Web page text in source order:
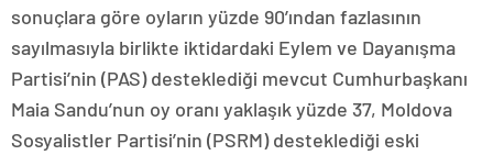
sonuçlara göre oyların yüzde 90’ından fazlasının
sayılmasıyla birlikte iktidardaki Eylem ve Dayanışma
Partisi’nin (PAS) desteklediği mevcut Cumhurbaşkanı
Maia Sandu’nun oy oranı yaklaşık yüzde 37, Moldova
Sosyalistler Partisi’nin (PSRM) desteklediği eski